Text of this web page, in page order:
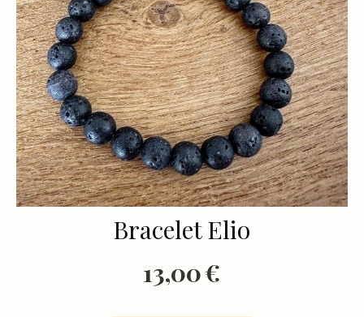
Bracelet Elio
13,00€